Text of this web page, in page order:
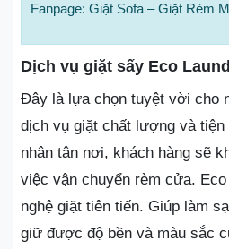
Fanpage: Giặt Sofa – Giặt Rèm
Dịch vụ giặt sấy Eco
Đây là lựa chọn tuyệt vời cho
dịch vụ giặt chất lượng và
nhận tận nơi, khách hàng sẽ
việc vận chuyển rèm cửa.
nghệ giặt tiên tiến. Giúp làm
giữ được độ bền và màu sắc